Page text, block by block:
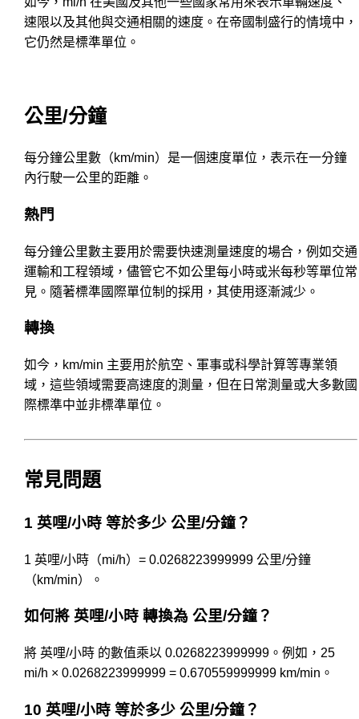
速限以及其他與交通相關的速度。在帝國制盛行的情境中，
它仍然是標準單位。
公里/分鐘
每分鐘公里數（km/min）是一個速度單位，表示在一分鐘
內行駛一公里的距離。
熱門
每分鐘公里數主要用於需要快速測量速度的場合，例如交通
運輸和工程領域，儘管它不如公里每小時或米每秒等單位常
見。隨著標準國際單位制的採用，其使用逐漸減少。
轉換
如今，km/min 主要用於航空、軍事或科學計算等專業領
域，這些領域需要高速度的測量，但在日常測量或大多數國
際標準中並非標準單位。
常見問題
1 英哩/小時 等於多少 公里/分鐘？
1 英哩/小時（mi/h）= 0.0268223999999 公里/分鐘
（km/min）。
如何將 英哩/小時 轉換為 公里/分鐘？
將 英哩/小時 的數值乘以 0.0268223999999。例如，25
mi/h × 0.0268223999999 = 0.670559999999 km/min。
10 英哩/小時 等於多少 公里/分鐘？